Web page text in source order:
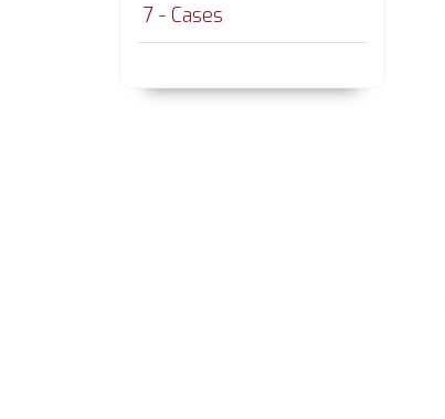
7 - Cases